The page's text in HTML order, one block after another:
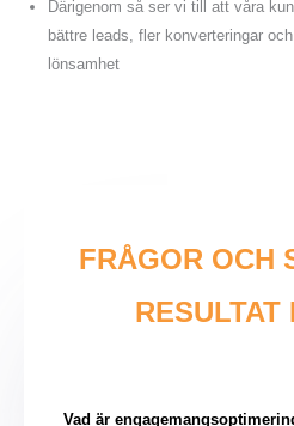
Därigenom så ser vi till att våra
bättre leads, fler konverteringar
lönsamhet
FRÅGOR OCH
RESULTAT
Vad är